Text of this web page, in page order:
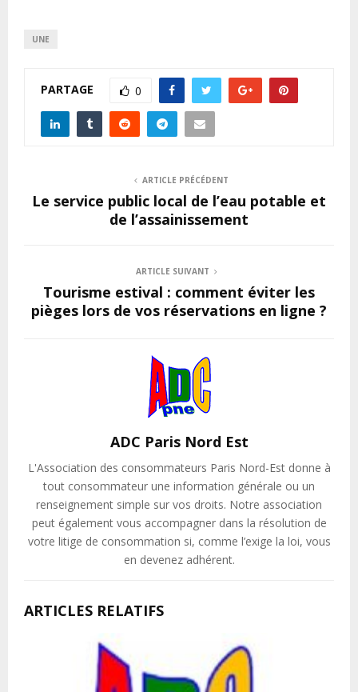
UNE
PARTAGE 0
ARTICLE PRÉCÉDENT
Le service public local de l’eau potable et
de l’assainissement
ARTICLE SUIVANT
Tourisme estival : comment éviter les
pièges lors de vos réservations en ligne ?
ADC Paris Nord Est
L'Association des consommateurs Paris Nord-Est donne à
tout consommateur une information générale ou un
renseignement simple sur vos droits. Notre association
peut également vous accompagner dans la résolution de
votre litige de consommation si, comme l’exige la loi, vous
en devenez adhérent.
ARTICLES RELATIFS